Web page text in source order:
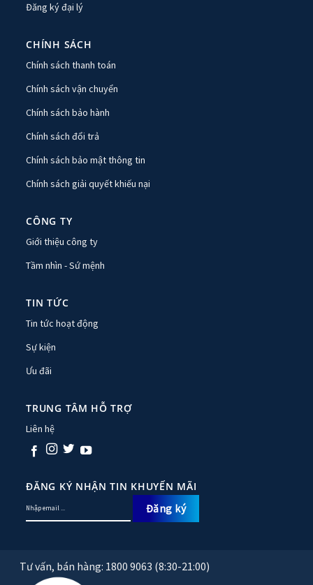
Đăng ký đại lý
CHÍNH SÁCH
Chính sách thanh toán
Chính sách vận chuyển
Chính sách bảo hành
Chính sách đổi trả
Chính sách bảo mật thông tin
Chính sách giải quyết khiếu nại
CÔNG TY
Giới thiệu công ty
Tầm nhìn - Sứ mệnh
TIN TỨC
Tin tức hoạt động
Sự kiện
Ưu đãi
TRUNG TÂM HỖ TRỢ
Liên hệ
ĐĂNG KÝ NHẬN TIN KHUYẾN MÃI
Tư vấn, bán hàng: 1800 9063 (8:30-21:00)